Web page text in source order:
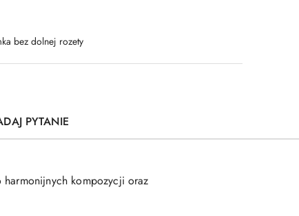
bez dolnej rozety
PYTANIE
kompozycji oraz